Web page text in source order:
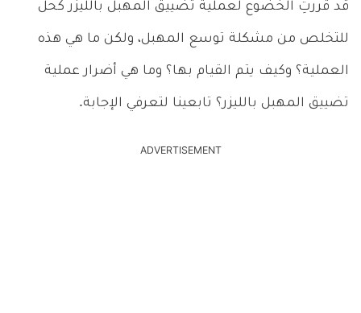
قد قررتِ الخضوع لعملية تضييق المهبل بالليزر كحل
للتخلص من مشكلة توسع المهبل، ولكن ما هي هذه
العملية؟ وكيف يتم القيام بها؟ وما هي أضرار عملية
تضييق المهبل بالليزر؟ تابعينا لتعرفي الإجابة.
ADVERTISEMENT